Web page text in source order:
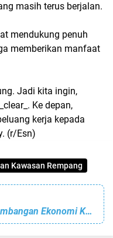
masih terus berjalan.
mendukung penuh
memberikan manfaat
Jadi kita ingin,
Ke depan,
kerja kepada
(r/Esn)
Kawasan Rempang
Kepala BP Batam Dorong Pengembangan Ekonomi Kreatif Demi Tingkatkan Ekonomi